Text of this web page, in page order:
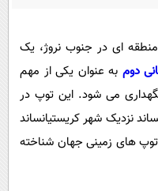
‌ای در جنوب نروژ، یک
دوم به عنوان یکی از مهم‌
نگهداری می ‌شود. این توپ در
نزدیک شهر کریستیانساند
توپ‌ های زمینی جهان شناخته